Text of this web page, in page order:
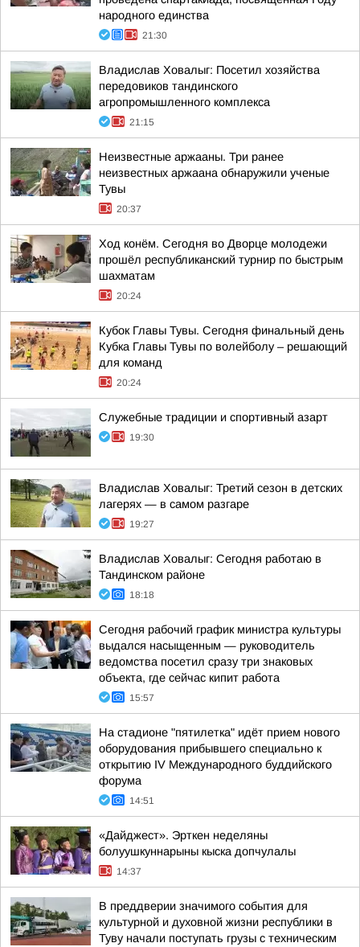
народного единства
21:30
Владислав Ховалыг: Посетил хозяйства
передовиков тандинского
агропромышленного комплекса
21:15
Неизвестные аржааны. Три ранее
неизвестных аржаана обнаружили ученые
Тувы
20:37
Ход конём. Сегодня во Дворце молодежи
прошёл республиканский турнир по быстрым
шахматам
20:24
Кубок Главы Тувы. Сегодня финальный день
Кубка Главы Тувы по волейболу – решающий
для команд
20:24
Служебные традиции и спортивный азарт
19:30
Владислав Ховалыг: Третий сезон в детских
лагерях — в самом разгаре
19:27
Владислав Ховалыг: Сегодня работаю в
Тандинском районе
18:18
Сегодня рабочий график министра культуры
выдался насыщенным — руководитель
ведомства посетил сразу три знаковых
объекта, где сейчас кипит работа
15:57
На стадионе "пятилетка" идёт прием нового
оборудования прибывшего специально к
открытию IV Международного буддийского
форума
14:51
«Дайджест». Эрткен неделяны
болуушкуннарыны кыска допчулалы
14:37
В преддверии значимого события для
культурной и духовной жизни республики в
Туву начали поступать грузы с техническим